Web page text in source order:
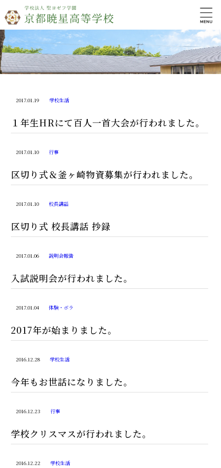
2017.01.19 学校生活
１年生HRにて百人一首大会が行われました。
2017.01.10 行事
区切り式＆釜ヶ崎物資募集が行われました。
2017.01.10 校長講話
区切り式 校長講話 抄録
2017.01.06 説明会報告
入試説明会が行われました。
2017.01.04 体験・ボラ
2017年が始まりました。
2016.12.28 学校生活
今年もお世話になりました。
2016.12.23 行事
学校クリスマスが行われました。
2016.12.22 学校生活